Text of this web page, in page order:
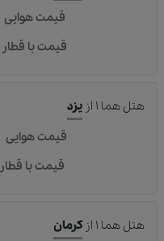
قیمت هوایی
قیمت با قطار
هتل هما ۱ از یزد
قیمت هوایی
قیمت با قطار
هتل هما ۱ از کرمان